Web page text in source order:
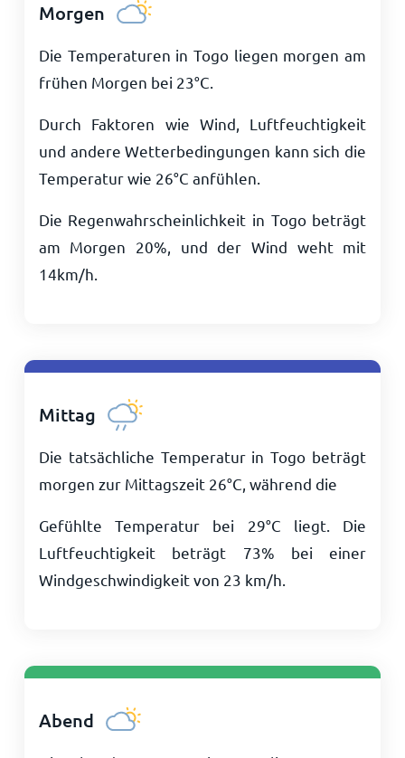
Morgen
Die Temperaturen in Togo liegen morgen am
frühen Morgen bei 23°C
Durch Faktoren wie Wind, Luftfeuchtigkeit
und andere Wetterbedingungen kann sich die
Temperatur wie 26°C anfühlen.
Die Regenwahrscheinlichkeit in Togo beträgt
am Morgen 20%, und der Wind weht mit
14km/h
Mittag
Die tatsächliche Temperatur in Togo beträgt
morgen zur Mittagszeit 26°C , während die
Gefühlte Temperatur bei 29°C liegt. Die
Luftfeuchtigkeit beträgt 73% bei einer
Windgeschwindigkeit von 23 km/h
Abend